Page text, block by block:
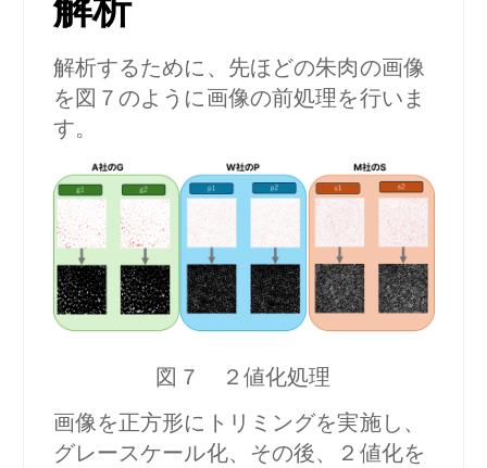
解析
解析するために、先ほどの朱肉の画像
を図７のように画像の前処理を行いま
す。
図７ ２値化処理
画像を正方形にトリミングを実施し、
グレースケール化、その後、２値化を